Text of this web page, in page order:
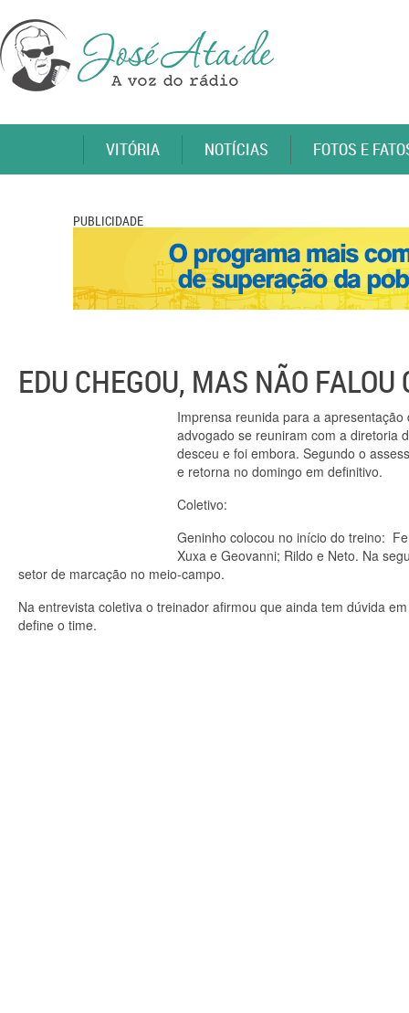
VITÓRIA NOTÍCIAS FOTOS E
PUBLICIDADE
EDU CHEGOU, MAS NÃO
Imprensa reunida para a
advogado se reuniram com a diretoria
desceu e foi embora. Segundo o
e retorna no domingo em definitivo.
Coletivo:
Geninho colocou no início do treino:
Xuxa e Geovanni; Rildo e Neto. Na
setor de marcação no meio-campo.
Na entrevista coletiva o treinador afirmou que ainda tem dúvida
define o time.